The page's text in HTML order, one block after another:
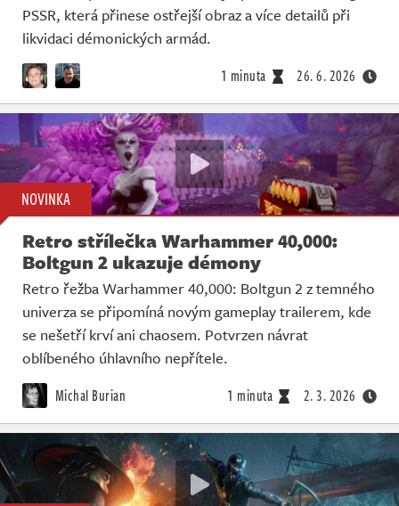
Živě
PSSR, která přinese ostřejší obraz a více detailů při
likvidaci démonických armád.
1 minuta 26. 6. 2026
NOVINKA
Retro střílečka Warhammer 40,000:
Boltgun 2 ukazuje démony
Retro řežba Warhammer 40,000: Boltgun 2 z temného
univerza se připomíná novým gameplay trailerem, kde
se nešetří krví ani chaosem. Potvrzen návrat
oblíbeného úhlavního nepřítele.
Michal Burian 1 minuta 2. 3. 2026